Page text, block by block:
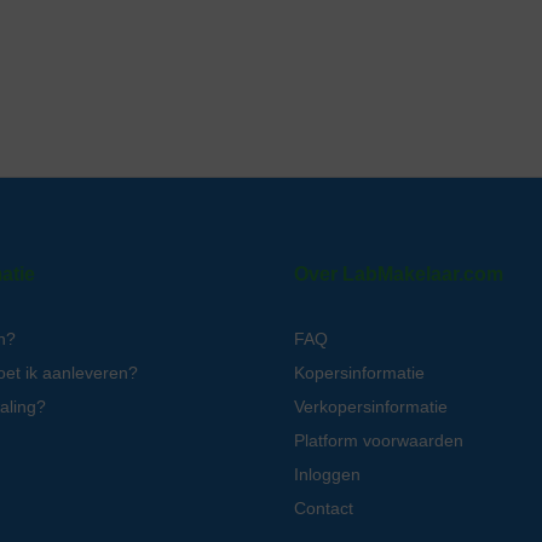
ik aanleveren?
Over LabMakelaar.com
FAQ
Kopersinformatie
Verkopersinformatie
Platform voorwaarden
Inloggen
Contact